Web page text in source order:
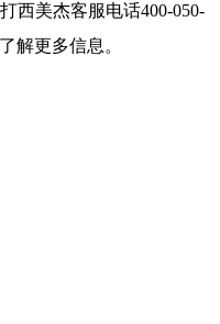
西美杰客服电话400-050-
了解更多信息。